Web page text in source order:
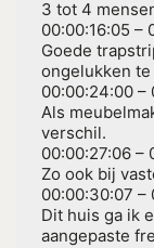
3 tot 4
00:00:16:05 –
Goede
ongelukken
00:00:24:00 –
Als
verschil.
00:00:27:06 –
Zo ook bij
00:00:30:07 –
Dit huis ga ik
aangepaste